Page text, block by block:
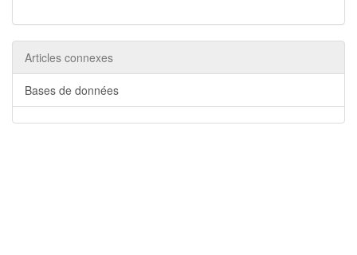
Articles connexes
Bases de données